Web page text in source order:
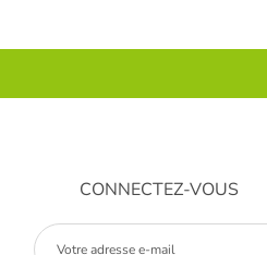
CONNECTEZ-VOUS